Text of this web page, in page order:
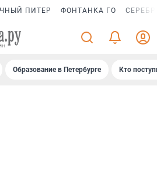
ПИТЕР ФОНТАНКА ГО
Образование в Петербурге Кто